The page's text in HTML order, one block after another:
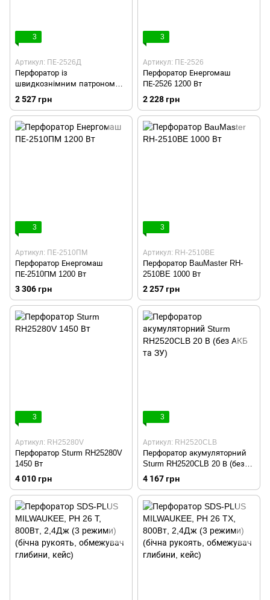
3
Артикул: ПЕ-2526Д
Перфоратор із
швидкознімним патроном
Енергомаш ПЕ-2526Д 1200 Вт
2 527 грн
3
Артикул: ПЕ-2526
Перфоратор Енергомаш
ПЕ-2526 1200 Вт
2 228 грн
3
Артикул: ПЕ-2510ПМ
Перфоратор Енергомаш
ПЕ-2510ПМ 1200 Вт
3 306 грн
3
Артикул: RH-2510BE
Перфоратор BauMaster RH-
2510BE 1000 Вт
2 257 грн
3
Артикул: RH25280V
Перфоратор Sturm RH25280V
1450 Вт
4 010 грн
3
Артикул: RH2520CLB
Перфоратор акумуляторний
Sturm RH2520CLB 20 В (без
АКБ та ЗУ)
4 167 грн